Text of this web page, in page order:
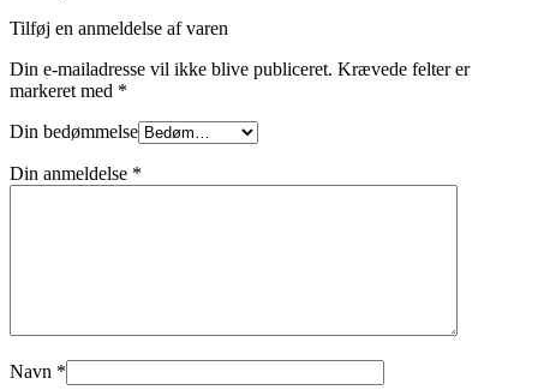
Tilføj en anmeldelse af varen
Din e-mailadresse vil ikke blive publiceret. Krævede felter er
markeret med *
Din bedømmelse
Din anmeldelse *
Navn *